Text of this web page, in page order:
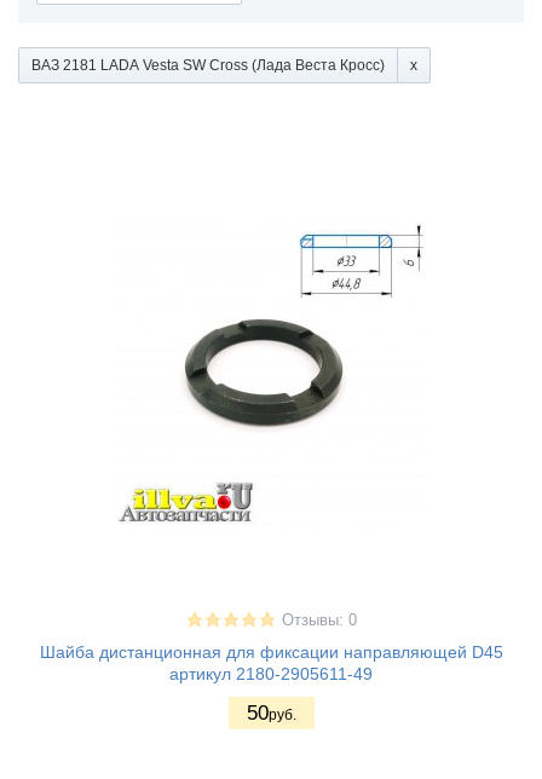
ВАЗ 2181 LADA Vesta SW Cross (Лада Веста Кросс)
Отзывы: 0
Шайба дистанционная для фиксации направляющей D45
артикул 2180-2905611-49
50руб.